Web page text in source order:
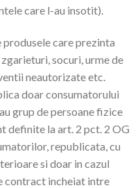
care l-au insotit).
care prezinta
socuri, urme de
neautorizate etc.
doar consumatorului
grup de persoane fizice
definite la art. 2 pct. 2 OG
republicata, cu
si doar in cazul
contract incheiat intre